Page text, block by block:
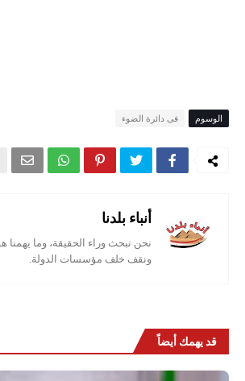
الوسوم فى دائرة الضوء
أنباء بلدنا
نحن نبحث وراء الحقيقة، وما يهمنا
ونقف خلف مؤسسات الدولة.
قد يهمك أيضاً